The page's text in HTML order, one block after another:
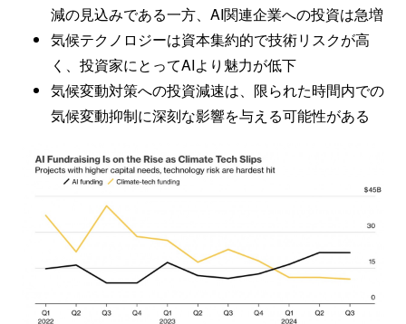
減の見込みである一方、AI関連企業への投資は急増
気候テクノロジーは資本集約的で技術リスクが高
く、投資家にとってAIより魅力が低下
気候変動対策への投資減速は、限られた時間内での
気候変動抑制に深刻な影響を与える可能性がある